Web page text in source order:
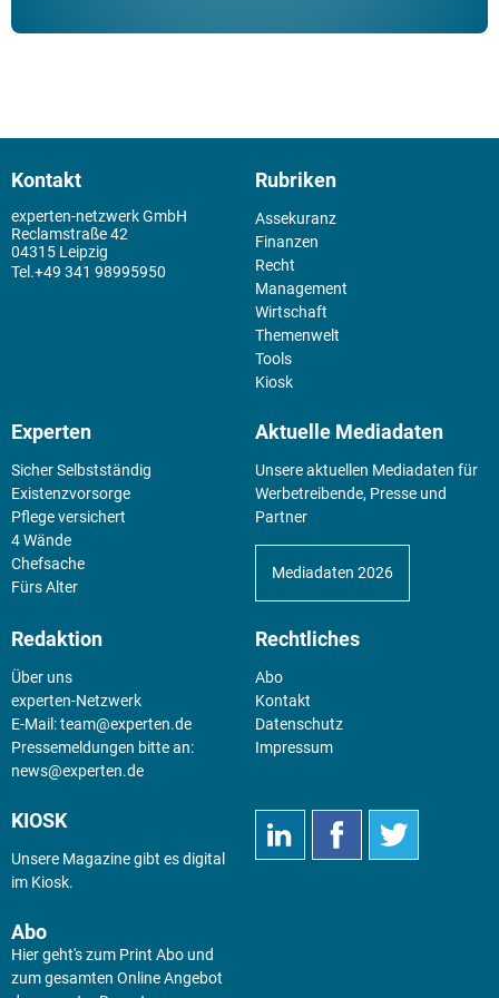
Kontakt
experten-netzwerk GmbH
Reclamstraße 42
04315 Leipzig
+49 341 98995950
Rubriken
Assekuranz
Finanzen
Recht
Management
Wirtschaft
Themenwelt
Tools
Kiosk
Experten
Sicher Selbstständig
Existenz­vorsorge
Pflege versichert
4 Wände
Chefsache
Fürs Alter
Aktuelle Mediadaten
Unsere aktuellen Mediadaten für
Werbetreibende, Presse und
Partner
Mediadaten 2026
Redaktion
Über uns
experten-Netzwerk
E-Mail:team@experten.de
Pressemeldungen bitte an:
news@experten.de
Rechtliches
Abo
Kontakt
Datenschutz
Impressum
KIOSK
Unsere Magazine gibt es digital
im Kiosk.
Abo
Hier geht's zum Print Abo und
zum gesamten Online Angebot